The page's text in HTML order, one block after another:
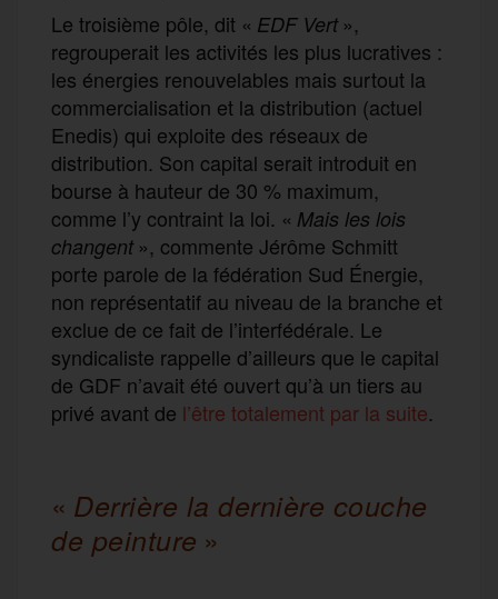
Le troisième pôle, dit « EDF Vert»,
regrouperait les activités les plus lucratives :
les énergies renouvelables mais surtout la
commercialisation et la distribution (actuel
Enedis) qui exploite des réseaux de
distribution. Son capital serait introduit en
bourse à hauteur de 30 % maximum,
comme l’y contraint la loi. « Mais les lois
changent», commente Jérôme Schmitt
porte parole de la fédération Sud Énergie,
non représentatif au niveau de la branche et
exclue de ce fait de l’interfédérale. Le
syndicaliste rappelle d’ailleurs que le capital
de GDF n’avait été ouvert qu’à un tiers au
privé avant de l’être totalement par la suite.
« Derrière la dernière couche
de peinture »